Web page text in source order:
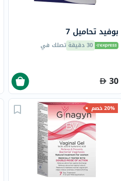
بوفيد تحاميل 7
30 دقيقة تصلك في
30
20% خصم